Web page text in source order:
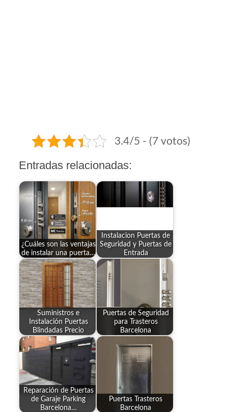
3.4/5 - (7 votos)
Entradas relacionadas:
¿Cuáles son las ventajas
de instalar una puerta…
Instalacion Puertas de
Seguridad y Puertas de
Entrada
Suministros e
Instalación Puertas
Blindadas Precio
Puertas de Seguridad
para Trasteros
Barcelona
Reparación de Puertas
de Garaje Parking
Barcelona…
Puertas Trasteros
Barcelona